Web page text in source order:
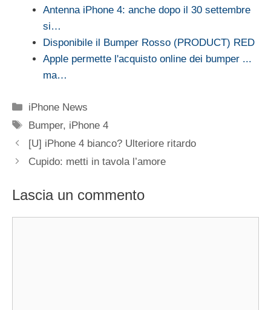
Antenna iPhone 4: anche dopo il 30 settembre
si…
Disponibile il Bumper Rosso (PRODUCT) RED
Apple permette l'acquisto online dei bumper ...
ma…
Categorie
iPhone News
Tag
Bumper, iPhone 4
[U] iPhone 4 bianco? Ulteriore ritardo
Cupido: metti in tavola l’amore
Lascia un commento